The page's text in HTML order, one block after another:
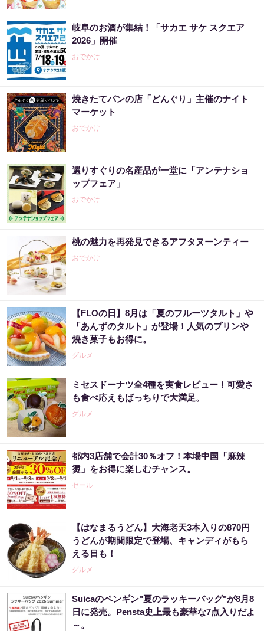
岐阜のお酒が集結！「サカエ サケ スクエア
2026」開催
おでかけ
焼きたてパンの店「どんぐり」主催のナイト
マーケット
おでかけ
選りすぐりの名産品が一堂に「アンテナショ
ップフェア」
おでかけ
桃の魅力を再発見できるアフタヌーンティー
おでかけ
【FLOの日】8月は「夏のフルーツタルト」や
「あんずのタルト」が登場！人気のプリンや
焼き菓子もお得に。
グルメ
ミセスドーナツ全4種を実食レビュー！可愛さ
も食べ応えもばっちりで大満足。
グルメ
都内3店舗で会計30％オフ！本場中国「麻辣
燙」をお得に楽しむチャンス。
セール
【はなまるうどん】大海老天3本入りの870円
うどんが期間限定で登場、キャンディがもら
える日も！
グルメ
Suicaのペンギン"夏のラッキーバッグ"が8月8
日に発売。Pensta史上最も豪華な7点入りだよ
～。